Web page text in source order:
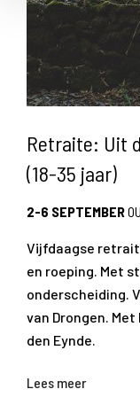
Retraite: Uit
(18-35 jaar)
2-6 SEPTEMBER
Vijfdaagse
en roeping. Met
onderscheiding.
van Drongen.
den Eynde.
Lees meer